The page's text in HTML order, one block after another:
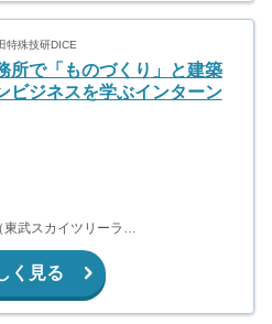
特殊技研DICE
所で「ものづくり」と建築
ビジネスを学ぶインターン
獨協大学前駅から徒歩13分（東武スカイツリーライン、東武伊勢崎線、東武日光線、鬼怒川線）
く見る